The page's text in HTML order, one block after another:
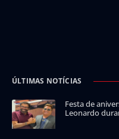
ÚLTIMAS NOTÍCIAS
Festa de
Leonardo